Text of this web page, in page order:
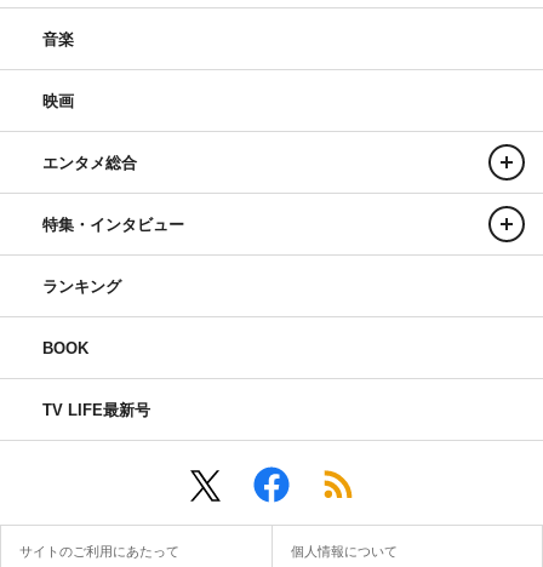
音楽
映画
エンタメ総合
特集・インタビュー
ランキング
BOOK
TV LIFE最新号
サイトのご利用にあたって 個人情報について